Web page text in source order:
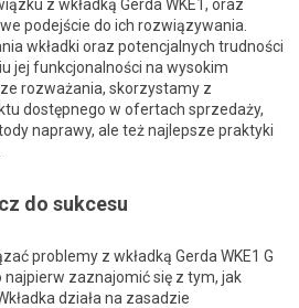
z wkładką Gerda WKE1, oraz
podejście do ich rozwiązywania.
wkładki oraz potencjalnych trudności
jej funkcjonalności na wysokim
rozważania, skorzystamy z
dostępnego w ofertach sprzedaży,
naprawy, ale też najlepsze praktyki
do sukcesu
problemy z wkładką Gerda WKE1 G
najpierw zaznajomić się z tym, jak
działa na zasadzie